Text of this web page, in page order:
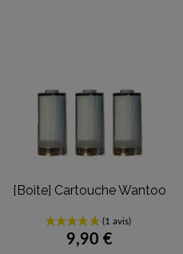
[Boite] Cartouche Wantoo
9,90 €